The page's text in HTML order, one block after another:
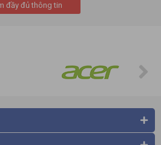
đầy đủ thông tin